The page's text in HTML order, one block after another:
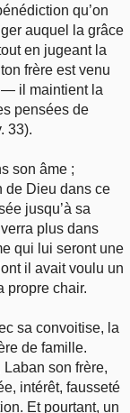
qu’on
auquel la grâce
en jugeant la
frère est venu
— il maintient la
pensées de
33).
son âme ;
de Dieu dans ce
jusqu’à sa
plus dans
qui lui seront une
il avait voulu un
propre chair.
sa convoitise, la
de famille.
son frère,
intérêt, fausseté
Et pourtant, un